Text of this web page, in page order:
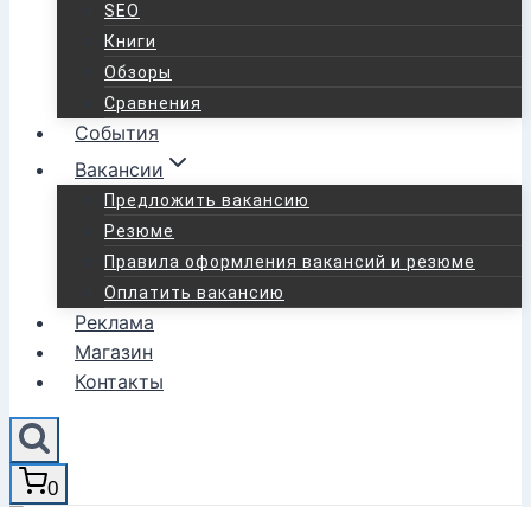
SEO
Книги
Обзоры
Сравнения
События
Вакансии
Предложить вакансию
Резюме
Правила оформления вакансий и резюме
Оплатить вакансию
Реклама
Магазин
Контакты
0